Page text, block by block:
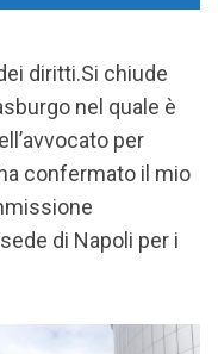
diritti.Si chiude
nel quale è
per
confermato il mio
di Napoli per i